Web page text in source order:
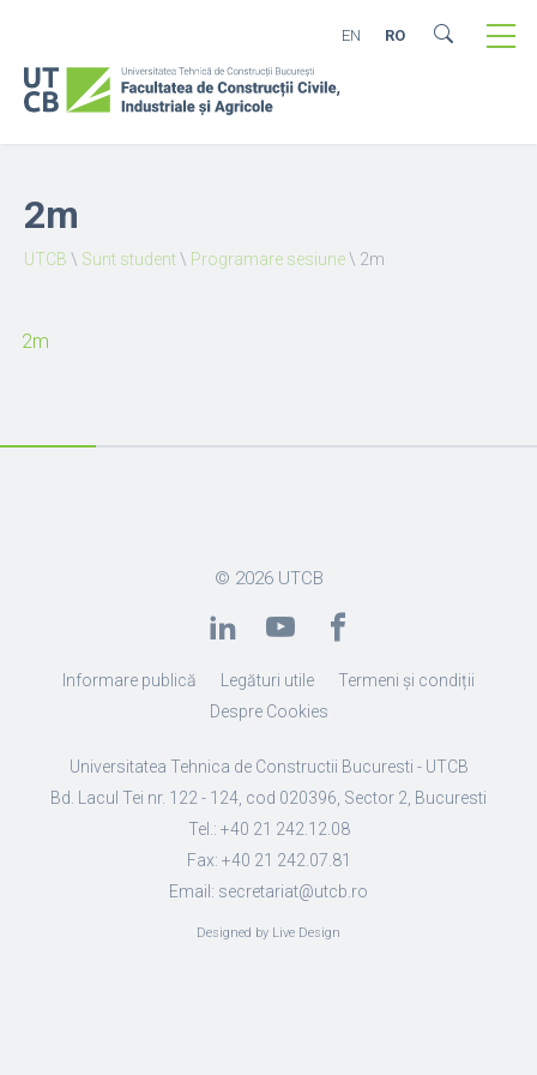
EN RO
2m
UTCB \ Sunt student\ Programare sesiune\ 2m
2m
© 2026 UTCB
Informare publică Legături utile
Termeni și condiții
Despre Cookies
Universitatea Tehnica de Constructii Bucuresti - UTCB
Bd. Lacul Tei nr. 122 - 124, cod 020396, Sector 2, Bucuresti
Tel.: +40 21 242.12.08
Fax: +40 21 242.07.81
Email: secretariat@utcb.ro
Designed by Live Design